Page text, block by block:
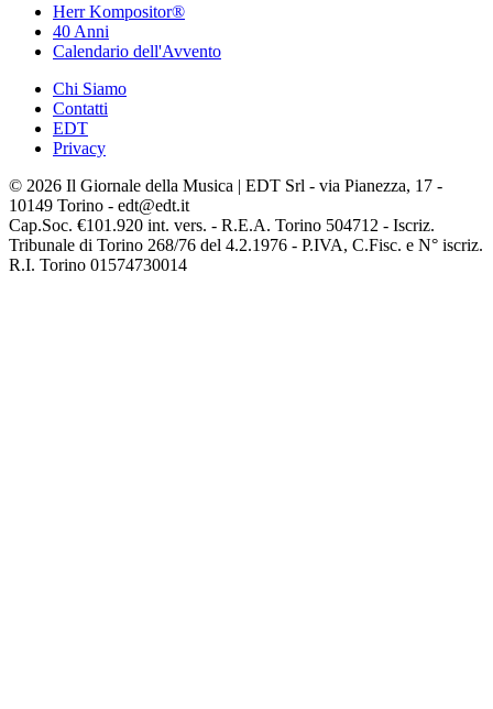
Herr Kompositor®
40 Anni
Calendario dell'Avvento
Chi Siamo
Contatti
EDT
Privacy
© 2026 Il Giornale della Musica | EDT Srl - via Pianezza, 17 -
10149 Torino - edt@edt.it
Cap.Soc. €101.920 int. vers. - R.E.A. Torino 504712 - Iscriz.
Tribunale di Torino 268/76 del 4.2.1976 - P.IVA, C.Fisc. e N° iscriz.
R.I. Torino 01574730014